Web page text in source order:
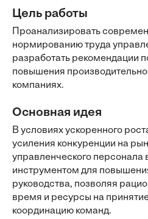
Цель работы
Проанализировать
нормированию труда
разработать рекомендации
повышения
компаниях.
Основная идея
В условиях ускоренного
усиления конкуренции на
управленческого
инструментом для
руководства, позволяя
время и ресурсы на
координацию команд.